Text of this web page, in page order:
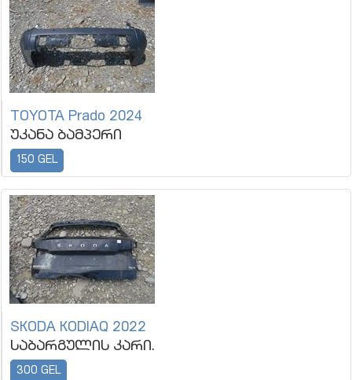
TOYOTA Prado 2024
უკანა ბამპერი
150 GEL
SKODA KODIAQ 2022
საბარგულის კარი.
300 GEL